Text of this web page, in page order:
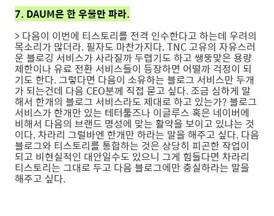
7. DAUM은 한 우물만 파라.
> 다음이 이번에 티스토리를 전격 인수한다고 하는데 우려의
목소리가 많더라. 필자도 마찬가지다. TNC 고유의 자유스러
운 블로깅 서비스가 사라질까 두렵기도 하고 쌩뚱맞은 용량
제한이나 유료 전환 서비스들이 등장하면 어떨까 걱정이 되
기도 한다. 그렇다면 다음이 소유하는 블로그 서비스만 두개
가 되는건데 다음 CEO분께 직접 묻고 싶다. 조금 심하게 말
해서 한개의 블로그 서비스라도 제대로 하고 있는가? 블로그
서비스가 한개만 있는 테터툴즈나 이글루스 혹은 네이버에
비해서 다음의 브랜드 명성에 맞는 활약을 보이고 있냐는 것
이다. 차라리 그럴바엔 한개만 하라는 말을 해주고 싶다. 다음
블로그와 티스토리를 통합하는 것은 상당히 피곤한 작업이
되고 비현실적인 대안일수도 있으니 그게 힘들다면 차라리
티스토리는 그대로 두고 다음 블로그에만 충실하라는 말을
해주고 싶다.